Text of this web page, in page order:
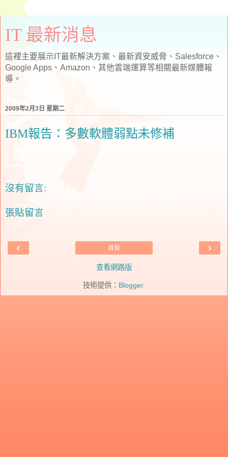
IT 最新消息
這裡主要展示IT最新解決方案、最新資安威脅、Salesforce、
Google Apps、Amazon、其他雲端運算等相關最新媒體報
導。
2009年2月3日 星期二
IBM報告：多數軟體弱點未修補
沒有留言:
張貼留言
‹ ›
首頁
查看網路版
技術提供： Blogger.